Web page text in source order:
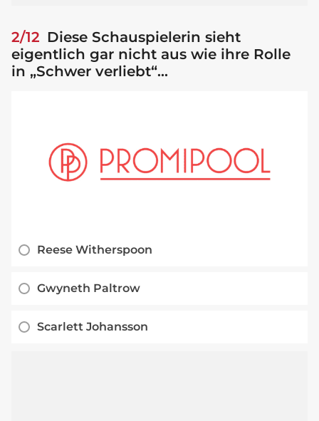
2/12 Diese Schauspielerin sieht
eigentlich gar nicht aus wie ihre Rolle
in „Schwer verliebt“...
Reese Witherspoon
Gwyneth Paltrow
Scarlett Johansson